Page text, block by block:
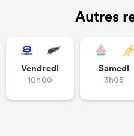
Autres
Vendredi
10h00
Samedi
3h05